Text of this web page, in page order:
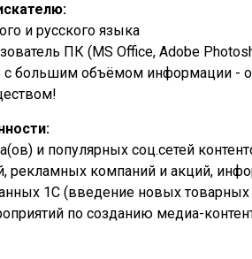
и русского языка
ПК (MS Office, Adobe
с большим объёмом информации -
и популярных соц.сетей
рекламных компаний и акций,
1С (введение новых
по созданию медиа-